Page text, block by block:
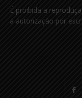
É proibida a
a autorização por